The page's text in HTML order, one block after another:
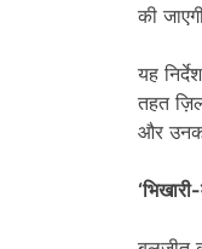
की
यह
तहत
और
‘